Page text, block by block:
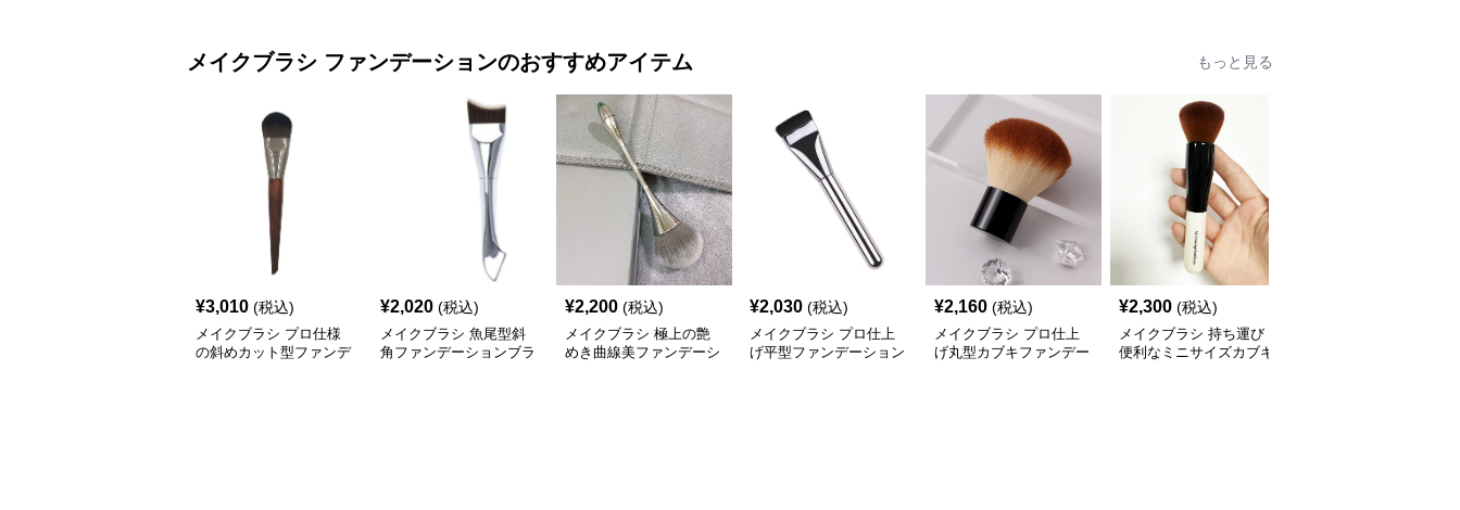
メイクブラシ ファンデーションのおすすめアイテム もっと見る
¥3,010 (税込)
メイクブラシ プロ仕様
の斜めカット型ファンデ
¥2,020 (税込)
メイクブラシ 魚尾型斜
角ファンデーションブラ
¥2,200 (税込)
メイクブラシ 極上の艶
めき曲線美ファンデーシ
¥2,030 (税込)
メイクブラシ プロ仕上
げ平型ファンデーション
¥2,160 (税込)
メイクブラシ プロ仕上
げ丸型カブキファンデー
¥2,300 (税込)
メイクブラシ 持ち運び
便利なミニサイズカブキ